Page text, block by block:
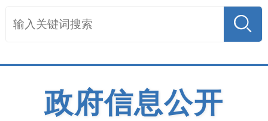
政府信息公开